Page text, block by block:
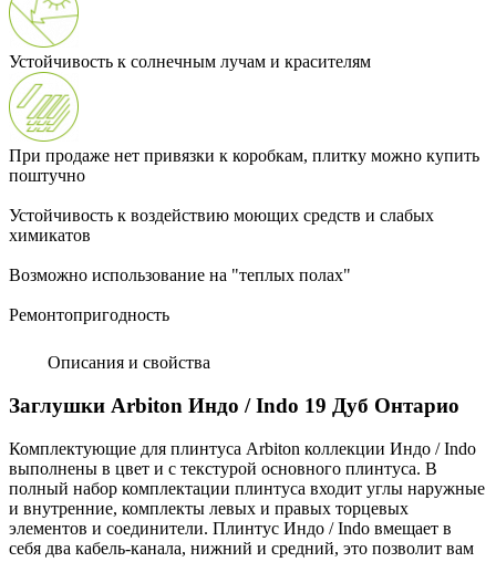
Устойчивость к солнечным лучам и красителям
При продаже нет привязки к коробкам, плитку можно купить
поштучно
Устойчивость к воздействию моющих средств и слабых
химикатов
Возможно использование на "теплых полах"
Ремонтопригодность
Описания и свойства
Заглушки Arbiton Индо / Indo 19 Дуб Онтарио
Комплектующие для плинтуса Arbiton коллекции Индо / Indo
выполнены в цвет и с текстурой основного плинтуса. В
полный набор комплектации плинтуса входит углы наружные
и внутренние, комплекты левых и правых торцевых
элементов и соединители. Плинтус Индо / Indo вмещает в
себя два кабель-канала, нижний и средний, это позволит вам